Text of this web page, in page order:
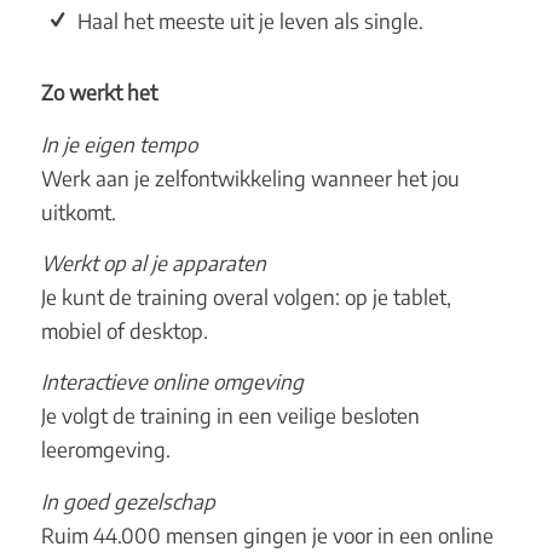
Haal het meeste uit je leven als single.
Zo werkt het
In je eigen tempo
Werk aan je zelfontwikkeling wanneer het jou
uitkomt.
Werkt op al je apparaten
Je kunt de training overal volgen: op je tablet,
mobiel of desktop.
Interactieve online omgeving
Je volgt de training in een veilige besloten
leeromgeving.
In goed gezelschap
Ruim 44.000 mensen gingen je voor in een online